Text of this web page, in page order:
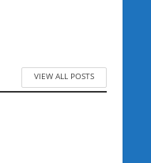
VIEW ALL POSTS